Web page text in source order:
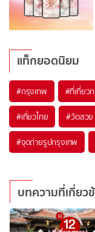
แท็กยอดนิยม
#กรุงเทพ #ที่เที่ยว
#เที่ยวไทย #วัดสวย
#จุดถ่ายรูปกรุงเทพ
บทความที่เกี่ยว